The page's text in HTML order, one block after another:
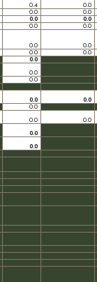
0.4 0.0
0.0 0.0
0.0 0.0
0.0 0.0
0.0 0.0
0.0 0.0
0.0
0.0
0.0
0.0 0.0
0.0
0.0 0.0
0.0
0.0